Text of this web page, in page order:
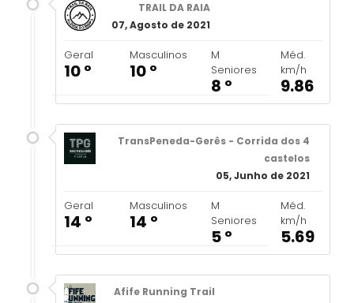
TRAIL DA RAIA
07, Agosto de 2021
Geral
10 º
Masculinos
10 º
M
Seniores
8 º
Méd.
km/h
9.86
TransPeneda-Gerês - Corrida dos 4
castelos
05, Junho de 2021
Geral
14 º
Masculinos
14 º
M
Seniores
5 º
Méd.
km/h
5.69
Afife Running Trail